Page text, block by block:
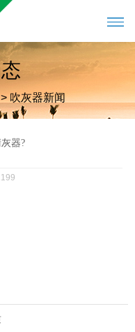
> 吹灰器新闻
器?